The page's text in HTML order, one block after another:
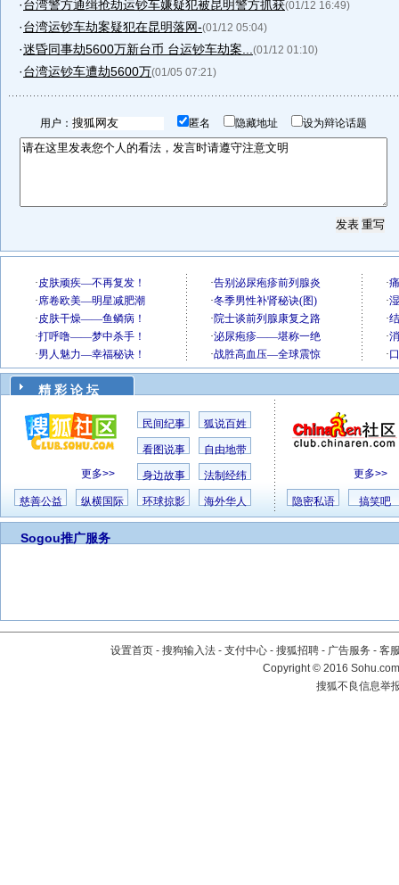
·台湾警方通缉抢劫运钞车嫌疑犯被昆明警方抓获(01/12 16:49)
·台湾运钞车劫案疑犯在昆明落网-(01/12 05:04)
·迷昏同事劫5600万新台币 台运钞车劫案... (01/12 01:10)
·台湾运钞车遭劫5600万(01/05 07:21)
用户： 匿名 隐藏地址 设为辩论话题
精 彩 论 坛
更多>>
民间纪事 狐说百姓
看图说事 自由地带
身边故事 法制经纬
慈善公益 纵横国际 环球掠影 海外华人
更多>>
隐密私语 搞笑吧
Sogou推广服务
设置首页 - 搜狗输入法 - 支付中心 - 搜狐招聘 - 广告服务 - 客
Copyright©2016
搜狐不良信息举